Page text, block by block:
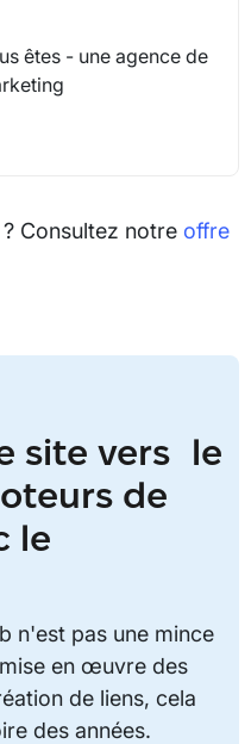
êtes - une agence de
Consultez notre offre
site vers le
de
le
n'est pas une mince
en œuvre des
de liens, cela
des années.